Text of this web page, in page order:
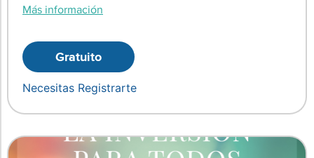
Más información
Gratuito
Necesitas Registrarte